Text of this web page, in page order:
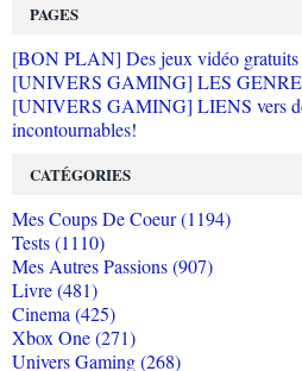
PAGES
[BON PLAN] Des jeux vidéo gratuits
[UNIVERS GAMING] LES
[UNIVERS GAMING] LIENS vers
incontournables!
CATÉGORIES
Mes Coups De Coeur (1194)
Tests (1110)
Mes Autres Passions (907)
Livre (481)
Cinema (425)
Xbox One (271)
Univers Gaming (268)